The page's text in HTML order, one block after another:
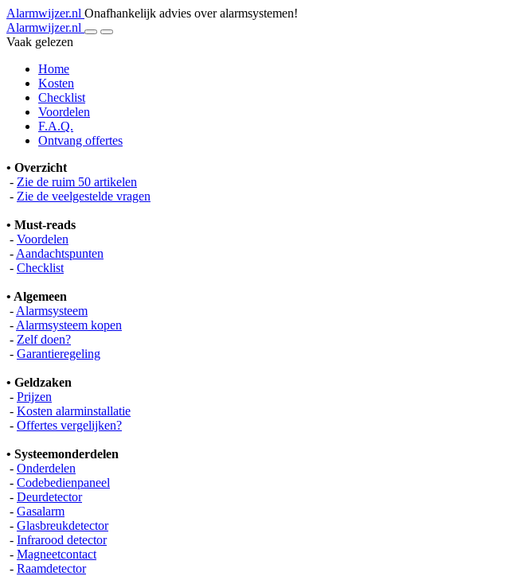
Alarmwijzer.nl Onafhankelijk advies over alarmsystemen!
Alarmwijzer.nl
Vaak gelezen
Home
Kosten
Checklist
Voordelen
F.A.Q.
Ontvang offertes
• Overzicht
- Zie de ruim 50 artikelen
- Zie de veelgestelde vragen
• Must-reads
- Voordelen
- Aandachtspunten
- Checklist
• Algemeen
- Alarmsysteem
- Alarmsysteem kopen
- Zelf doen?
- Garantieregeling
• Geldzaken
- Prijzen
- Kosten alarminstallatie
- Offertes vergelijken?
• Systeemonderdelen
- Onderdelen
- Codebedienpaneel
- Deurdetector
- Gasalarm
- Glasbreukdetector
- Infrarood detector
- Magneetcontact
- Raamdetector